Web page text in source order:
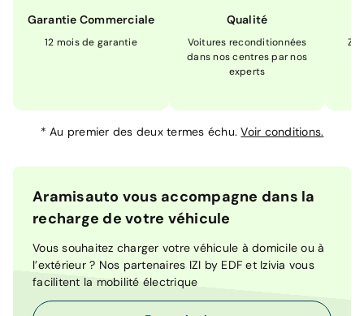
Garantie Commerciale
12 mois de garantie
Qualité
Voitures reconditionnées
dans nos centres par nos
experts
*Au premier des deux termes échu.Voir conditions.
Aramisauto vous accompagne dans la
recharge de votre véhicule
Vous souhaitez charger votre véhicule à domicile ou à
l’extérieur ? Nos partenaires IZI by EDF et Izivia vous
facilitent la mobilité électrique